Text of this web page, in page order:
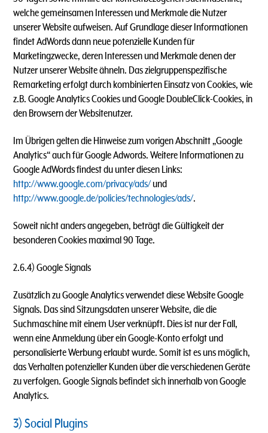
welche gemeinsamen Interessen und Merkmale die Nutzer
unserer Website aufweisen. Auf Grundlage dieser Informationen
findet AdWords dann neue potenzielle Kunden für
Marketingzwecke, deren Interessen und Merkmale denen der
Nutzer unserer Website ähneln. Das zielgruppenspezifische
Remarketing erfolgt durch kombinierten Einsatz von Cookies, wie
z.B. Google Analytics Cookies und Google DoubleClick-Cookies, in
den Browsern der Websitenutzer.
Im Übrigen gelten die Hinweise zum vorigen Abschnitt „Google
Analytics“ auch für Google Adwords. Weitere Informationen zu
Google AdWords findest du unter diesen Links:
http://www.google.com/privacy/ads/ und
http://www.google.de/policies/technologies/ads/.
Soweit nicht anders angegeben, beträgt die Gültigkeit der
besonderen Cookies maximal 90 Tage.
2.6.4) Google Signals
Zusätzlich zu Google Analytics verwendet diese Website Google
Signals. Das sind Sitzungsdaten unserer Website, die die
Suchmaschine mit einem User verknüpft. Dies ist nur der Fall,
wenn eine Anmeldung über ein Google-Konto erfolgt und
personalisierte Werbung erlaubt wurde. Somit ist es uns möglich,
das Verhalten potenzieller Kunden über die verschiedenen Geräte
zu verfolgen. Google Signals befindet sich innerhalb von Google
Analytics.
3) Social Plugins